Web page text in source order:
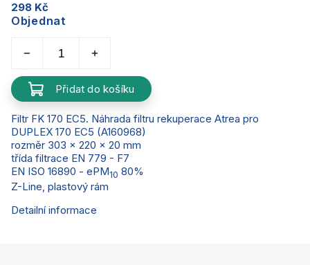
298 Kč
Objednat
Přidat do košíku
Filtr FK 170 EC5. Náhrada filtru rekuperace Atrea pro
DUPLEX 170 EC5 (A160968)
rozměr 303 x 220 x 20 mm
třída filtrace EN 779 - F7
EN ISO 16890 - ePM10 80%
Z-Line, plastový rám
Detailní informace